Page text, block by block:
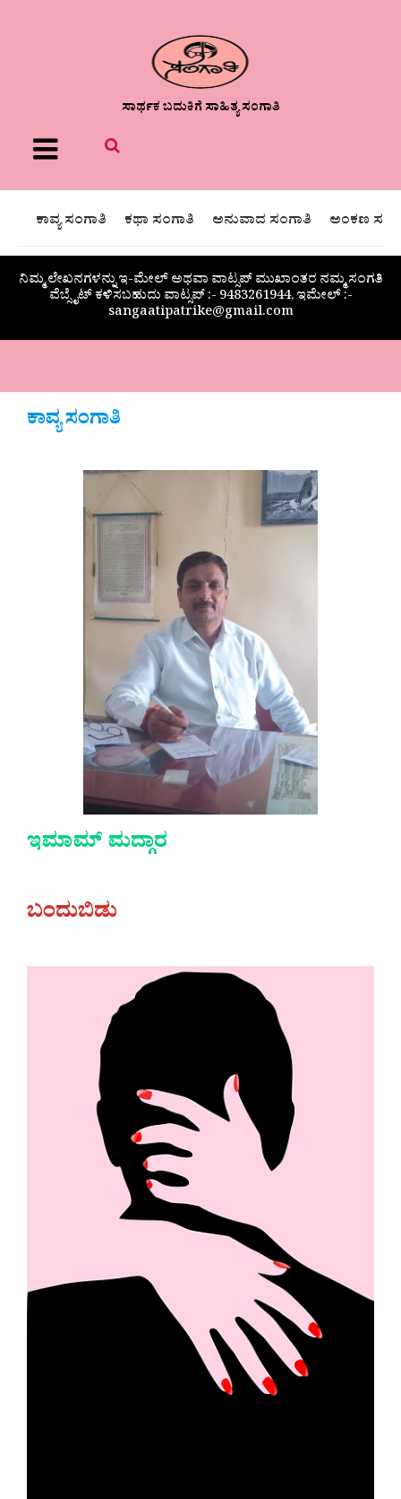
ಸಾರ್ಥಕ ಬದುಕಿಗೆ ಸಾಹಿತ್ಯ ಸಂಗಾತಿ
Menu
ಕಾವ್ಯ ಸಂಗಾತಿ ಕಥಾ ಸಂಗಾತಿ ಅನುವಾದ ಸಂಗಾತಿ ಅಂಕಣ
ನಿಮ್ಮ ಲೇಖನಗಳನ್ನು ಇ-ಮೇಲ್ ಅಥವಾ ವಾಟ್ಸಪ್ ಮುಖಾಂತರ ನಮ್ಮ ಸಂಗತಿ
ವೆಬ್ಸೈಟ್ ಕಳಿಸಬಹುದು ವಾಟ್ಸಪ್‌ :- 9483261944, ಇಮೇಲ್ :-
sangaatipatrike@gmail.com
ಕಾವ್ಯ ಸಂಗಾತಿ
ಇಮಾಮ್ ಮದ್ಗಾರ
ಬಂದುಬಿಡು